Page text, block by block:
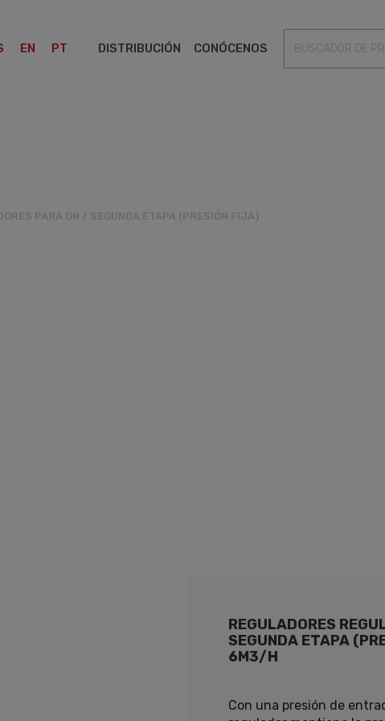
EN PT DISTRIBUCIÓN CONÓCENOS
PARA GN / SEGUNDA ETAPA (PRESIÓN FIJA)
REGULADORES
SEGUNDA ETAPA
6M3/H
Con una presión de